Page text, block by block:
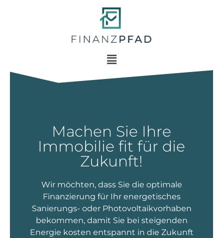
Machen Sie Ihre
Immobilie fit für die
Zukunft!
Wir möchten, dass Sie die optimale
Finanzierung für Ihr energetisches
Sanierungs- oder Photovoltaikvorhaben
bekommen, damit Sie bei steigenden
Energie kosten entspannt in die Zukunft